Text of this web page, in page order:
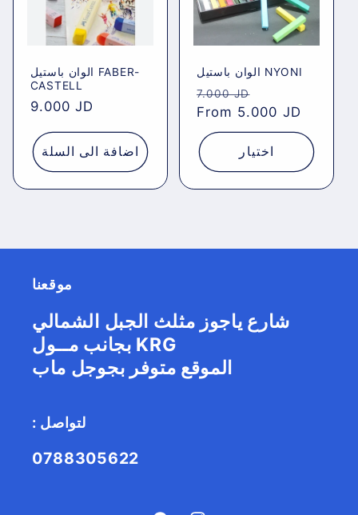
الوان باستيل FABER-
CASTELL
Regular
9.000 JD
اضافة الى السلة
الوان باستيل NYONI
Regular
price
7.000 JD
price
From 5.000 JD
اختيار
موقعنا
شارع ياجوز مثلث الجبل الشمالي
بجانب مــول KRG
الموقع متوفر بجوجل ماب
: لتواصل
0788305622